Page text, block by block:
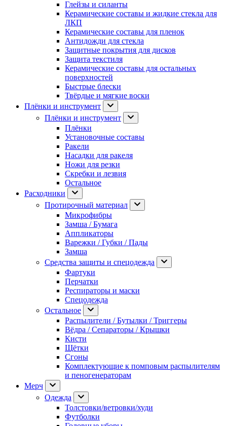
Глейзы и силанты
Керамические составы и жидкие стекла для
ЛКП
Керамические составы для пленок
Антидожди для стекла
Защитные покрытия для дисков
Защита текстиля
Керамические составы для остальных
поверхностей
Быстрые блески
Твёрдые и мягкие воски
Плёнки и инструмент
Плёнки и инструмент
Плёнки
Установочные составы
Ракели
Насадки для ракеля
Ножи для резки
Скребки и лезвия
Остальное
Расходники
Протирочный материал
Микрофибры
Замша / Бумага
Аппликаторы
Варежки / Губки / Пады
Замша
Средства защиты и спецодежда
Фартуки
Перчатки
Респираторы и маски
Спецодежда
Остальное
Распылители / Бутылки / Триггеры
Вёдра / Сепараторы / Крышки
Кисти
Щётки
Сгоны
Комплектующие к помповым распылителям
и пеногенераторам
Мерч
Одежда
Толстовки/ветровки/худи
Футболки